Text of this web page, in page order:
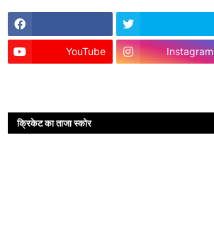
YouTube Instagram
क्रिकेट का ताजा स्कोर